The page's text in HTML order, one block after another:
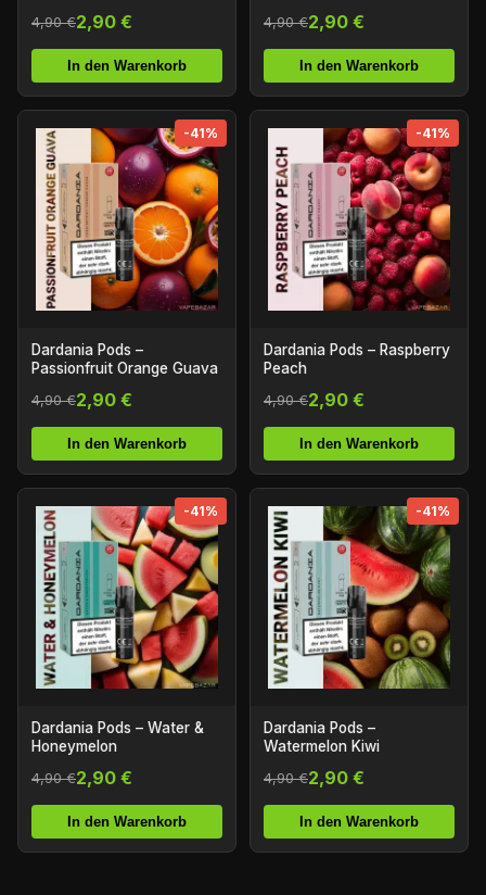
4,90 €2,90 €
In den Warenkorb
4,90 €2,90 €
In den Warenkorb
-41%
Dardania Pods –
Passionfruit Orange Guava
4,90 €2,90 €
In den Warenkorb
-41%
Dardania Pods – Raspberry
Peach
4,90 €2,90 €
In den Warenkorb
-41%
Dardania Pods – Water &
Honeymelon
4,90 €2,90 €
In den Warenkorb
-41%
Dardania Pods –
Watermelon Kiwi
4,90 €2,90 €
In den Warenkorb